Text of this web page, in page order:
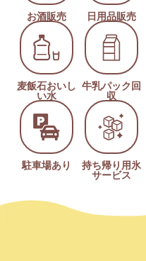
お酒販売 日用品販売
麦飯石おいし
い水
牛乳パック回
収
駐車場あり 持ち帰り用氷
サービス